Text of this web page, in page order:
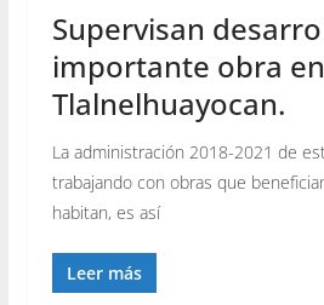
Supervisan
importante obra en
Tlalnelhuayocan.
La administración 2018-2021 de
trabajando con obras que
habitan, es así
Leer más